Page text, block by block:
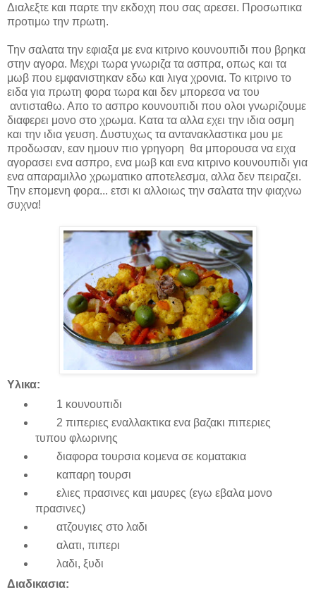
Διαλεξτε και παρτε την εκδοχη που σας αρεσει. Προσωπικα
προτιμω την πρωτη.
Την σαλατα την εφιαξα με ενα κιτρινο κουνουπιδι που βρηκα
στην αγορα. Μεχρι τωρα γνωριζα τα ασπρα, οπως και τα
μωβ που εμφανιστηκαν εδω και λιγα χρονια. Το κιτρινο το
ειδα για πρωτη φορα τωρα και δεν μπορεσα να του
αντισταθω. Απο το ασπρο κουνουπιδι που ολοι γνωριζουμε
διαφερει μονο στο χρωμα. Κατα τα αλλα εχει την ιδια οσμη
και την ιδια γευση. Δυστυχως τα αντανακλαστικα μου με
προδωσαν, εαν ημουν πιο γρηγορη θα μπορουσα να ειχα
αγορασει ενα ασπρο, ενα μωβ και ενα κιτρινο κουνουπιδι για
ενα απαραμιλλο χρωματικο αποτελεσμα, αλλα δεν πειραζει.
Την επομενη φορα... ετσι κι αλλοιως την σαλατα την φιαχνω
συχνα!
Υλικα:
1 κουνουπιδι
2 πιπεριες εναλλακτικα ενα βαζακι πιπεριες
τυπου φλωρινης
διαφορα τουρσια κομενα σε κοματακια
καπαρη τουρσι
ελιες πρασινες και μαυρες (εγω εβαλα μονο
πρασινες)
ατζουγιες στο λαδι
αλατι, πιπερι
λαδι, ξυδι
Διαδικασια: